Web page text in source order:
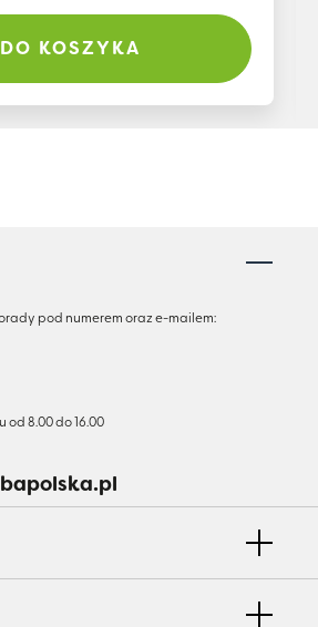
DO KOSZYKA
pod numerem oraz e-mailem:
od 8.00 do 16.00